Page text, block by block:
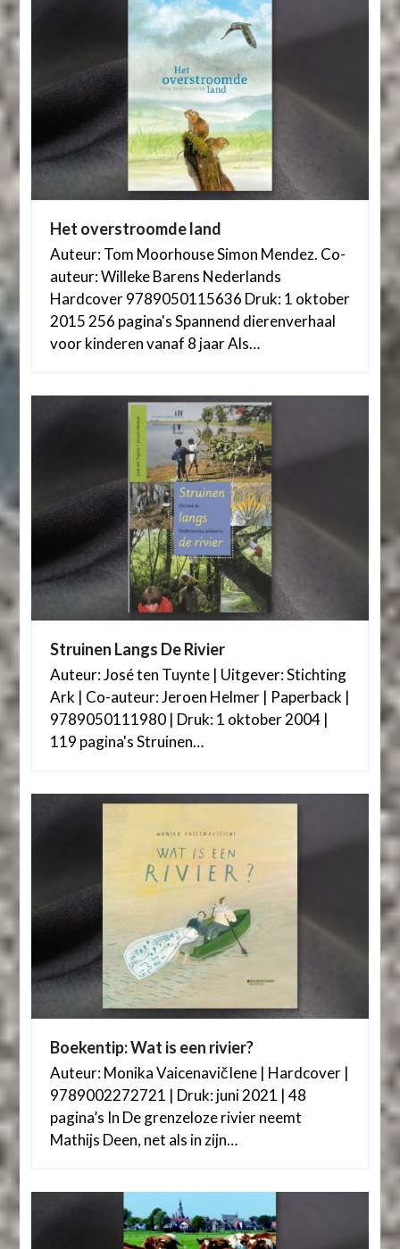
Het overstroomde land
Auteur: Tom Moorhouse Simon Mendez. Co-
auteur: Willeke Barens Nederlands
Hardcover 9789050115636 Druk: 1 oktober
2015 256 pagina's Spannend dierenverhaal
voor kinderen vanaf 8 jaar Als…
Struinen Langs De Rivier
Auteur: José ten Tuynte | Uitgever: Stichting
Ark | Co-auteur: Jeroen Helmer | Paperback |
9789050111980 | Druk: 1 oktober 2004 |
119 pagina's Struinen…
Boekentip: Wat is een rivier?
Auteur: Monika VaicenavičIene | Hardcover |
9789002272721 | Druk: juni 2021 | 48
pagina’s In De grenzeloze rivier neemt
Mathijs Deen, net als in zijn…